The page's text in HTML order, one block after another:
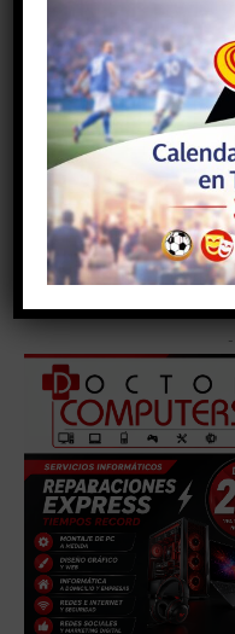
Llamamiento
Desde el club se ha
afición será
llamada a volcarse con
histórico que puede
el desarrollo del rugby
-